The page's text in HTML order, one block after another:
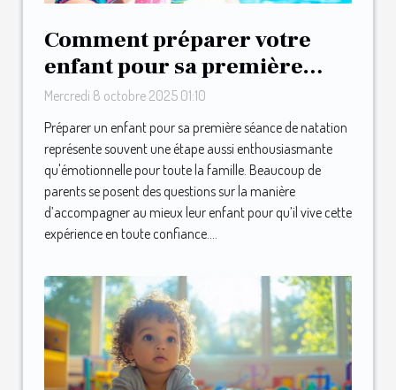
Comment préparer votre
enfant pour sa première
séance de natation ?
Mercredi 8 octobre 2025 01:10
Préparer un enfant pour sa première séance de natation
représente souvent une étape aussi enthousiasmante
qu'émotionnelle pour toute la famille. Beaucoup de
parents se posent des questions sur la manière
d’accompagner au mieux leur enfant pour qu’il vive cette
expérience en toute confiance....